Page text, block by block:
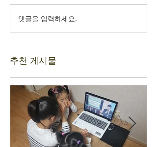
댓글을 입력하세요.
추천 게시물